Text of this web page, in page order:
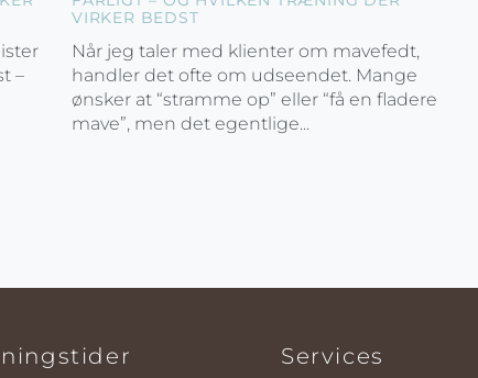
–
VIRKER BEDST
Når jeg taler med klienter om mavefedt,
handler det ofte om udseendet. Mange
ønsker at “stramme op” eller “få en fladere
mave”, men det egentlige...
Services